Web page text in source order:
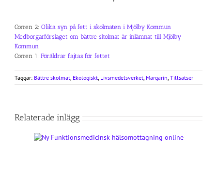
Corren 2: Olika syn på fett i skolmaten i Mjölby Kommun
Medborgarförslaget om bättre skolmat är inlämnat till Mjölby
Kommun
Corren 1: Föräldrar fajtas för fettet
Taggar: Bättre skolmat, Ekologiskt, Livsmedelsverket, Margarin, Tillsatser
Relaterade inlägg